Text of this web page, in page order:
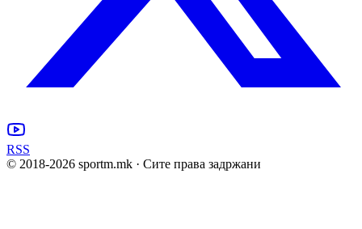
RSS
© 2018-2026 sportm.mk · Сите права задржани